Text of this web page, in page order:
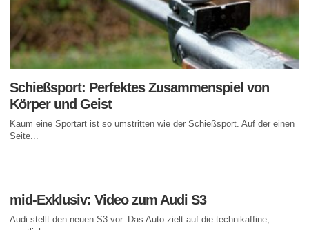
Schießsport: Perfektes Zusammenspiel von
Körper und Geist
Kaum eine Sportart ist so umstritten wie der Schießsport. Auf der einen
Seite...
mid-Exklusiv: Video zum Audi S3
Audi stellt den neuen S3 vor. Das Auto zielt auf die technikaffine,